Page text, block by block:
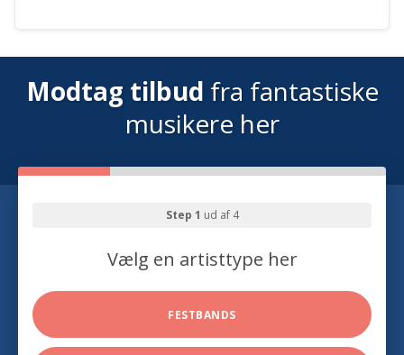
Modtag tilbud fra fantastiske
musikere her
Step 1 ud af 4
Vælg en artisttype her
FESTBANDS